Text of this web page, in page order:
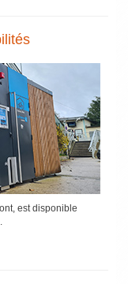
est disponible